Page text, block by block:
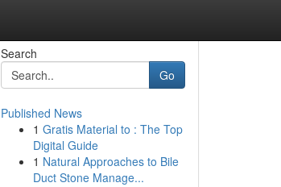
Search
Go
Published News
1 Gratis Material to : The Top
Digital Guide
1 Natural Approaches to Bile
Duct Stone Manage...